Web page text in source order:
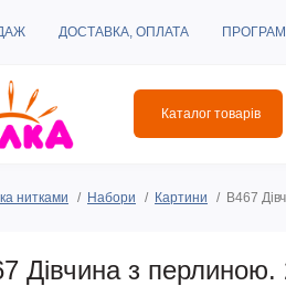
ДОСТАВКА, ОПЛАТА
Каталог товарів
нитками Набори Картини B467
Дівчина з